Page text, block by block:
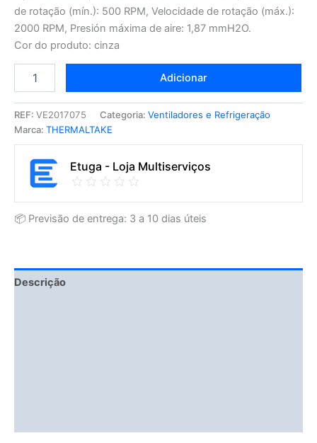
de rotação (mín.): 500 RPM, Velocidade de rotação (máx.):
2000 RPM, Presión máxima de aire: 1,87 mmH2O.
Cor do produto: cinza
Adicionar
REF: VE2017075 Categoria: Ventiladores e Refrigeração
Marca: THERMALTAKE
Etuga - Loja Multiserviços
📦 Previsão de entrega: 3 a 10 dias úteis
Descrição